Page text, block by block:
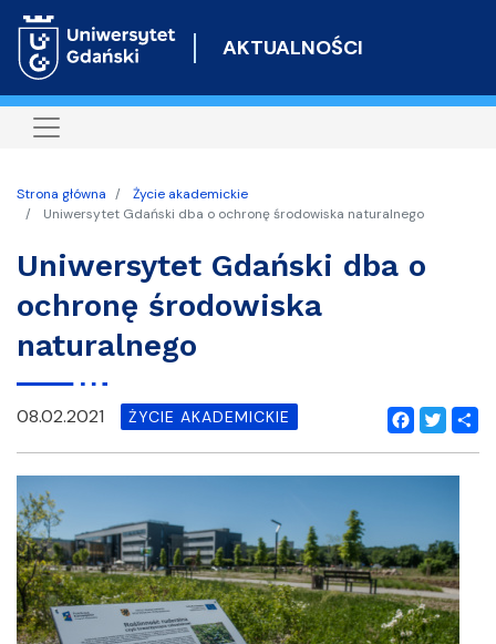
do
AKTUALNOŚCI
Strona główna
Życie akademickie
Uniwersytet Gdański dba o ochronę środowiska naturalnego
Uniwersytet Gdański dba o
ochronę środowiska
naturalnego
Facebook
Twitter
08.02.2021 ŻYCIE AKADEMICKIE